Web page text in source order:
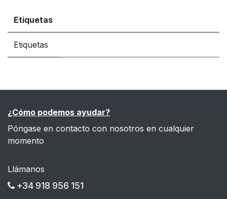
Etiquetas
Etiquetas
¿Cómo podemos ayudar?
Póngase en contacto con nosotros en cualquier
momento
Llámanos
+34 918 956 151